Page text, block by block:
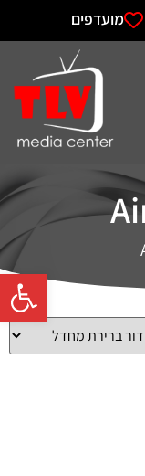
פתח
מועדפים